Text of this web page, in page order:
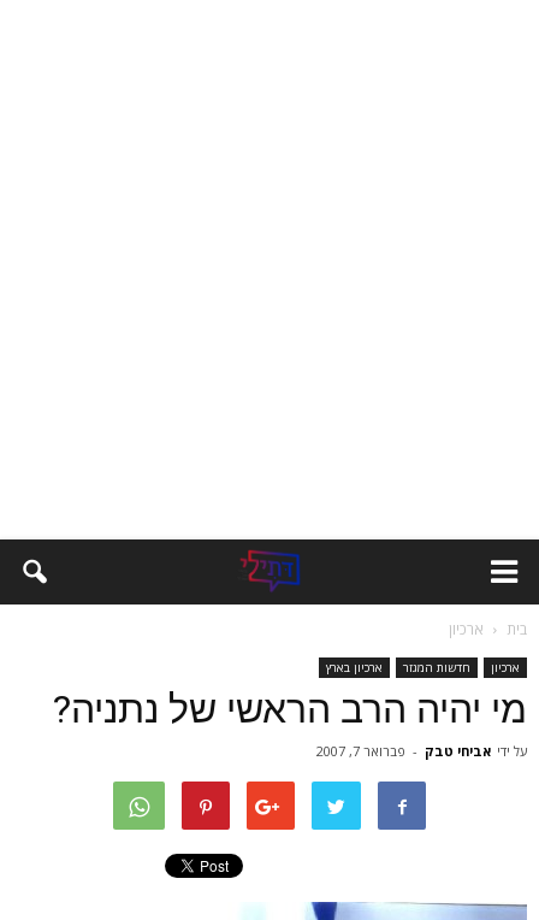
בית ארכיון
ארכיון חדשות המגזר ארכיון בארץ
מי יהיה הרב הראשי של נתניה?
על ידי אביחי טבק - פברואר 7, 2007